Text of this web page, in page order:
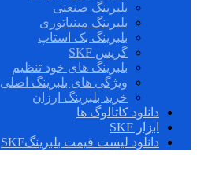
بلبرینگ صنعتی
بلبرینگ مینیاتوری
بلبرینگ بک استاپ
گریس SKF
بلبرینگ های خود تنظیم
ویژگی های بلبرینگ اصلی
خرید بلبرینگ ارزان
دانلود کاتالوگ ها
ابزار SKF
دانلود لیست قیمت بلبرینگSKF